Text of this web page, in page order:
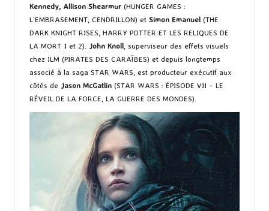
Kennedy, Allison Shearmur (HUNGER GAMES :
L’EMBRASEMENT, CENDRILLON) et Simon Emanuel (THE
DARK KNIGHT RISES, HARRY POTTER ET LES RELIQUES DE
LA MORT 1 et 2).
John Knoll , superviseur des effets visuels
chez ILM (PIRATES DES CARAÏBES) et depuis longtemps
associé à la saga STAR WARS, est producteur exécutif aux
côtés de Jason McGatlin (STAR WARS : ÉPISODE VII – LE
RÉVEIL DE LA FORCE, LA GUERRE DES MONDES).